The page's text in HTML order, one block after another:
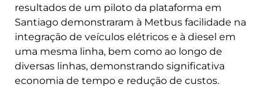
resultados de um piloto da plataforma em
Santiago demonstraram à Metbus facilidade na
integração de veículos elétricos e à diesel em
uma mesma linha, bem como ao longo de
diversas linhas, demonstrando significativa
economia de tempo e redução de custos.